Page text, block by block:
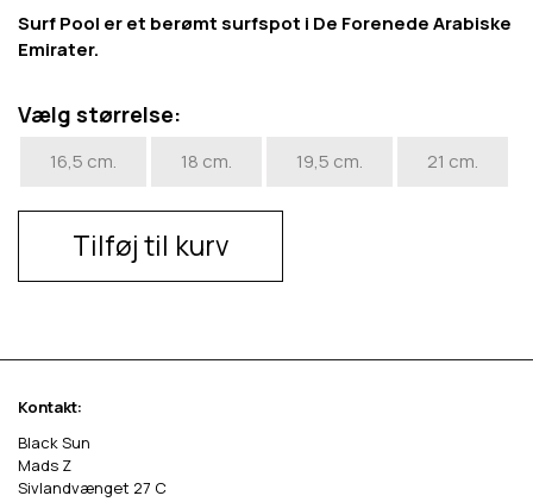
Surf Pool er et berømt surfspot i De Forenede Arabiske
Emirater.
Vælg størrelse:
16,5 cm. 18 cm. 19,5 cm. 21 cm.
Tilføj til kurv
Kontakt:
Black Sun
Mads Z
Sivlandvænget 27 C